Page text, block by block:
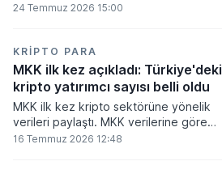
24 Temmuz 2026 15:00
KRIPTO PARA
MKK ilk kez açıkladı: Türkiye'deki
kripto yatırımcı sayısı belli oldu
MKK ilk kez kripto sektörüne yönelik
verileri paylaştı. MKK verilerine göre
platformlarda bugüne kadar 5,6 milyon
16 Temmuz 2026 12:48